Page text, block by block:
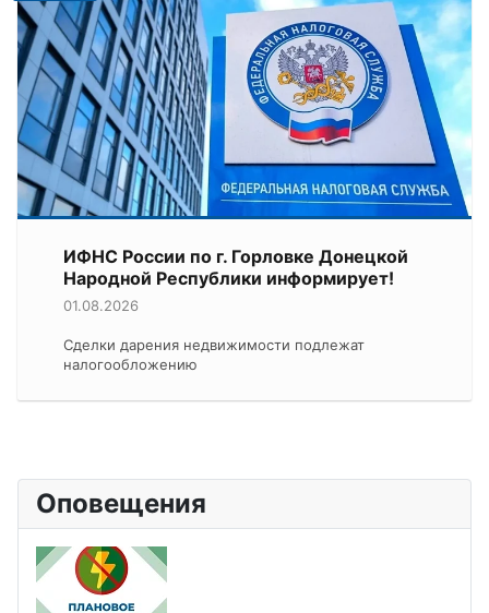
ИФНС России по г. Горловке Донецкой
Народной Республики информирует!
01.08.2026
Сделки дарения недвижимости подлежат
налогообложению
Оповещения